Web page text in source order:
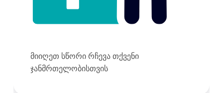
მიიღეთ სწორი რჩევა თქვენი
ჯანმრთელობისთვის